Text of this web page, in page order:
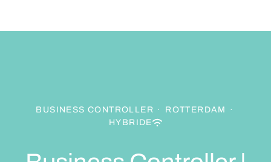
BUSINESS CONTROLLER · ROTTERDAM
·
HYBRIDE